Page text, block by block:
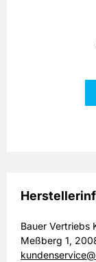
Bauer Vertriebs
Meßberg 1,